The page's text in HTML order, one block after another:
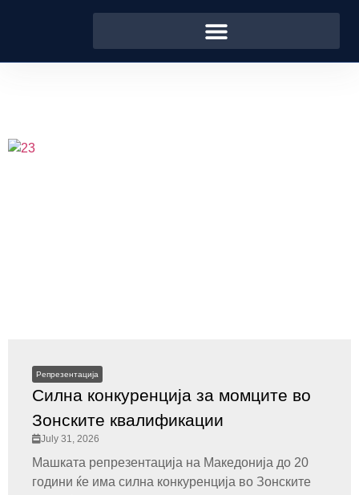
Репрезентација
Силна конкуренција за момците во
Зонските квалификации
July 31, 2026
Машката репрезентација на Македонија до 20
години ќе има силна конкуренција во Зонските